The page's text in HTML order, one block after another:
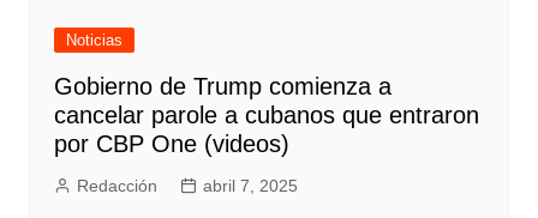
Noticias
Gobierno de Trump comienza a
cancelar parole a cubanos que entraron
por CBP One (videos)
Redacción abril 7, 2025